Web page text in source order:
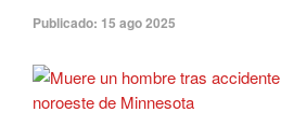
Publicado: 15 ago 2025